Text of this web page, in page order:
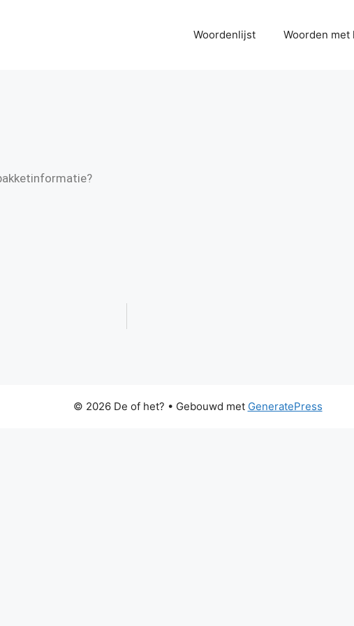
Woordenlijst Woorden
© 2026 De of het? • Gebouwd met GeneratePress